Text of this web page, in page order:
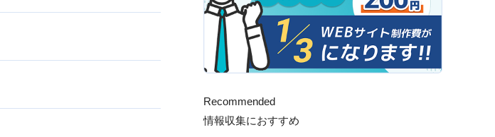
Recommended
情報収集におすすめ